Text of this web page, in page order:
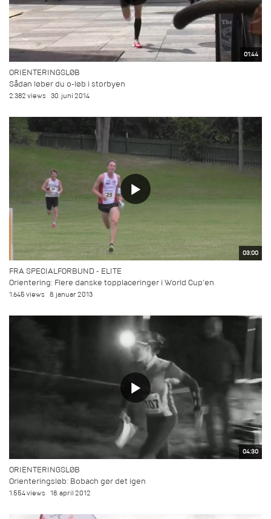
01:44
ORIENTERINGSLØB
Sådan løber du o-løb i storbyen
2.382 views 30. juni 2014
03:00
FRA SPECIALFORBUND - ELITE
Orientering: Flere danske topplaceringer i World Cup'en
1.645 views 8. januar 2013
04:30
ORIENTERINGSLØB
Orienteringsløb: Bobach gør det igen
1.554 views 18. april 2012